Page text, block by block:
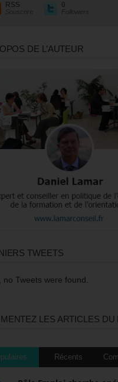
RSS
Souscrire
0
Followers
DE L’AUTEUR
TWEETS
no Tweets were found.
LES ARTICLES DU
Récents